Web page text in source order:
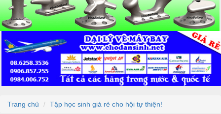
Trang chủ Tập học sinh giá rẻ cho hội tự thiện!